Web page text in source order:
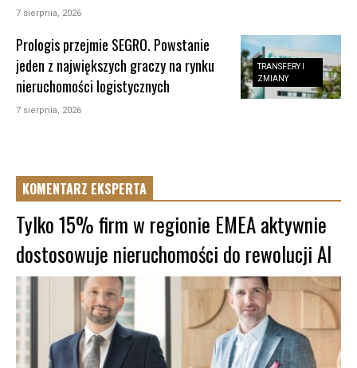
7 sierpnia, 2026
TRANSFERY I
ZMIANY
Prologis przejmie SEGRO. Powstanie
jeden z największych graczy na rynku
nieruchomości logistycznych
7 sierpnia, 2026
KOMENTARZ EKSPERTA
Tylko 15% firm w regionie EMEA aktywnie
dostosowuje nieruchomości do rewolucji AI